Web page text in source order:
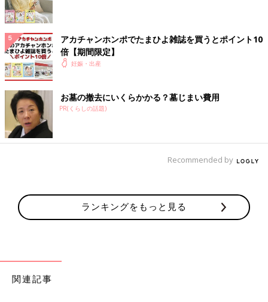
■関連記事
・戌の日に安産祈願に行こう！ いつどこに行けばいいの？
・[妊娠15週の口コミ]もうすぐ安定期！戌の日参りと体重管理の
コツ
・息を吐くだけで安産に！？【妊娠12週】から始めるソフロロジ
●記事の内容は記事執筆当時の情報であり、現在と異なる場合が
あります。
アカチャンホンポでたまひよ雑誌を買うとポイント10
倍【期間限定】
妊娠・出産
お墓の撤去にいくらかかる？墓じまい費用
PR(くらしの話題)
Recommended by
ランキングをもっと見る
関連記事